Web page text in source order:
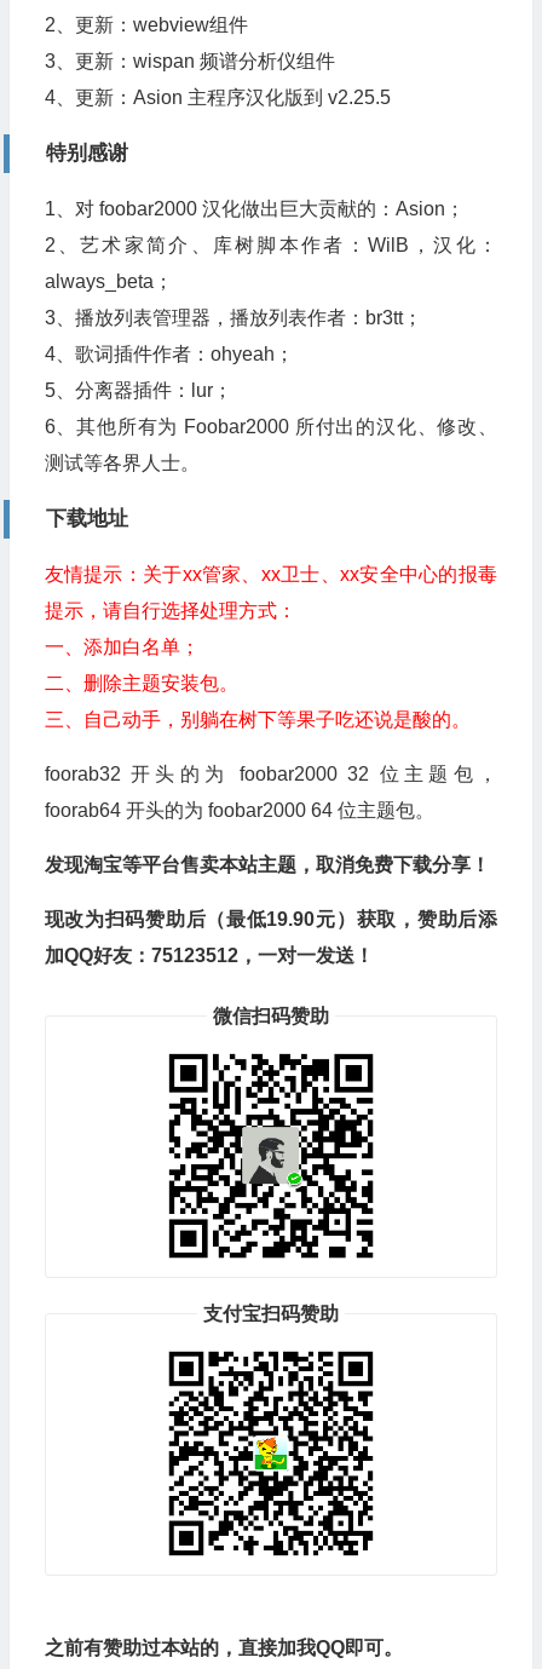
2、更新：webview组件
3、更新：wispan 频谱分析仪组件
4、更新：Asion 主程序汉化版到 v2.25.5
特别感谢
1、对 foobar2000 汉化做出巨大贡献的：Asion；
2、艺术家简介、库树脚本作者：WilB，汉化：
always_beta；
3、播放列表管理器，播放列表作者：br3tt；
4、歌词插件作者：ohyeah；
5、分离器插件：lur；
6、其他所有为 Foobar2000 所付出的汉化、修改、
测试等各界人士。
下载地址
友情提示：关于xx管家、xx卫士、xx安全中心的报毒
提示，请自行选择处理方式：
一、添加白名单；
二、删除主题安装包。
三、自己动手，别躺在树下等果子吃还说是酸的。
foorab32 开头的为 foobar2000 32 位主题包，
foorab64 开头的为 foobar2000 64 位主题包。
发现淘宝等平台售卖本站主题，取消免费下载分享！
现改为扫码赞助后（最低19.90元）获取，赞助后添
加QQ好友：75123512，一对一发送！
微信扫码赞助
支付宝扫码赞助
之前有赞助过本站的，直接加我QQ即可。